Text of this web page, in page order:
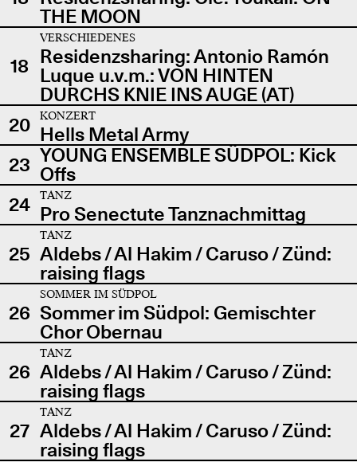
THE MOON
18
VERSCHIEDENES
Residenzsharing: Antonio Ramón
Luque u.v.m.: VON HINTEN
DURCHS KNIE INS AUGE (AT)
20
KONZERT
Hells Metal Army
23 YOUNG ENSEMBLE SÜDPOL: Kick
Offs
24
TANZ
Pro Senectute Tanznachmittag
25
TANZ
Aldebs / Al Hakim / Caruso / Zünd:
raising flags
26
SOMMER IM SÜDPOL
Sommer im Südpol: Gemischter
Chor Obernau
26
TANZ
Aldebs / Al Hakim / Caruso / Zünd:
raising flags
27
TANZ
Aldebs / Al Hakim / Caruso / Zünd:
raising flags